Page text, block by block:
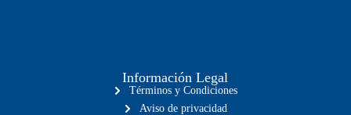
Información Legal
Términos y Condiciones
Aviso de privacidad